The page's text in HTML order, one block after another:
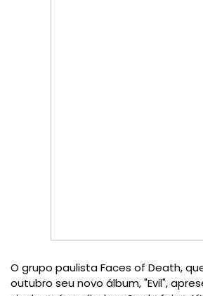
O grupo paulista Faces of Death,
outubro seu novo álbum, "Evil",